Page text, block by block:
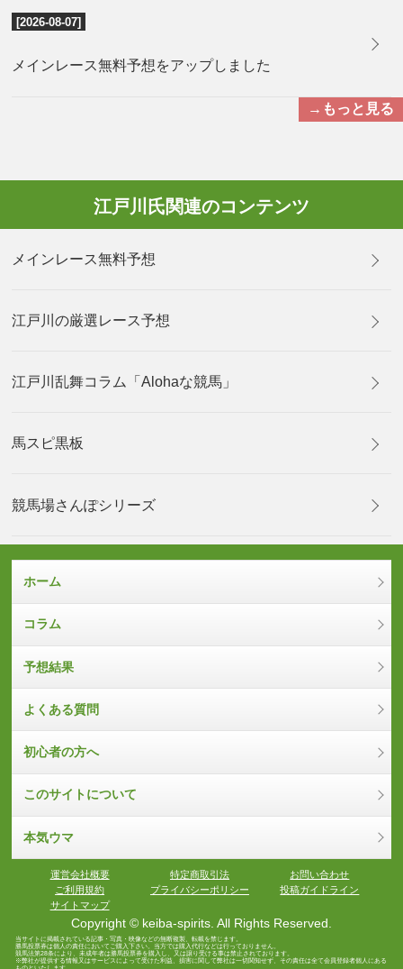
[2026-08-07]
メインレース無料予想をアップしました
→もっと見る
江戸川氏関連のコンテンツ
メインレース無料予想
江戸川の厳選レース予想
江戸川乱舞コラム「Alohaな競馬」
馬スピ黒板
競馬場さんぽシリーズ
ホーム
コラム
予想結果
よくある質問
初心者の方へ
このサイトについて
本気ウマ
運営会社概要 特定商取引法
お問い合わせ
ご利用規約
プライバシーポリシー
投稿ガイドライン
サイトマップ
Copyright © keiba-spirits. All Rights Reserved.
当サイトに掲載されている記事・写真・映像などの無断複製、転載を禁じます。
勝馬投票券は個人の責任においてご購入下さい。当方では購入代行などは行っておりません。
競馬法第28条により、未成年者は勝馬投票券を購入し、又は譲り受ける事は禁止されております。
※弊社が提供する情報又はサービスによって受けた利益、損害に関して弊社は一切関知せず、その責任は全て会員登録者個人にある